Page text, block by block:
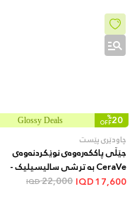
تۆخییەکانی پێست، 100 مل
20
%
OFF
Glossy Deals
چاودێری پێست
جێڵی پاککەرەوەی نوێکردنەوەی
CeraVe بە ترشی سالیسیلیک -
پاککردنەوە و قڵیشاندنی پێست بۆ
17,600
22,000
IQD